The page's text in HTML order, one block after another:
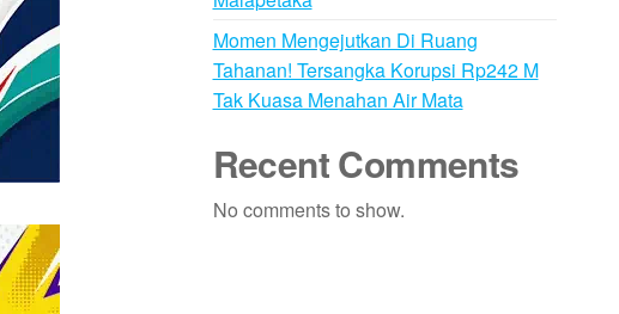
Momen Mengejutkan Di Ruang
Tahanan! Tersangka Korupsi Rp242 M
Tak Kuasa Menahan Air Mata
Recent Comments
No comments to show.